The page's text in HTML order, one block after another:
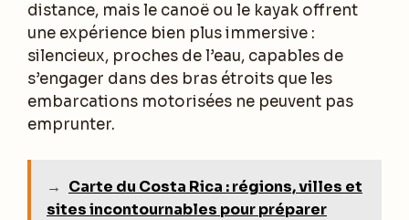
distance, mais le canoë ou le kayak offrent
une expérience bien plus immersive :
silencieux, proches de l’eau, capables de
s’engager dans des bras étroits que les
embarcations motorisées ne peuvent pas
emprunter.
→ Carte du Costa Rica : régions, villes et
sites incontournables pour préparer